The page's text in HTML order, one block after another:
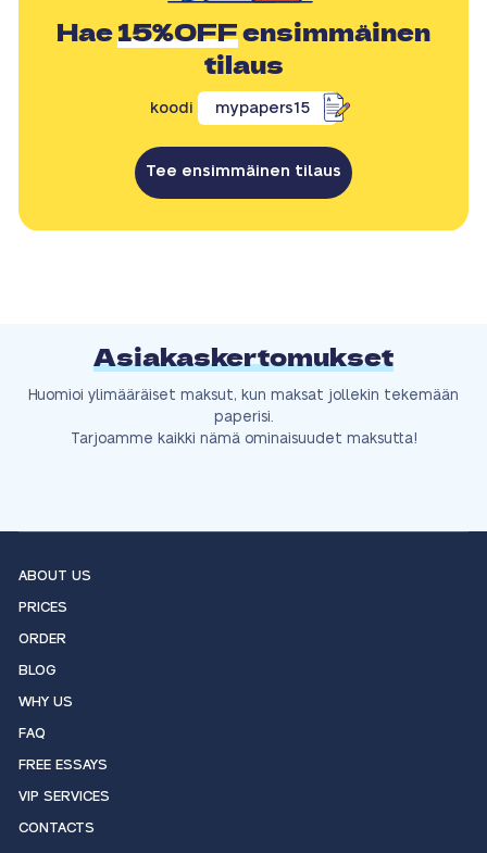
Hae15%OFFensimmäinen
tilaus
koodi mypapers15
Tee ensimmäinen tilaus
Asiakaskertomukset
Huomioi ylimääräiset maksut, kun maksat jollekin tekemään
paperisi.
Tarjoamme kaikki nämä ominaisuudet maksutta!
ABOUT US
PRICES
ORDER
BLOG
WHY US
FAQ
FREE ESSAYS
VIP SERVICES
CONTACTS